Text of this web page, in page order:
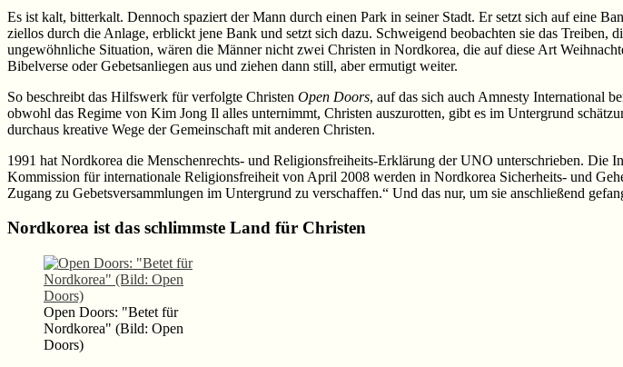
Es ist kalt, bitterkalt. Dennoch spaziert der Mann durch einen Park in seiner Stadt. Er setzt sich auf eine
ziellos durch die Anlage, erblickt jene Bank und setzt sich dazu. Schweigend beobachten sie das
ungewöhnliche Situation, wären die Männer nicht zwei Christen in Nordkorea, die auf diese Art
Bibelverse oder Gebetsanliegen aus und ziehen dann still, aber ermutigt weiter.
So beschreibt das Hilfswerk für verfolgte Christen Open Doors, auf das sich auch Amnesty International
obwohl das Regime von Kim Jong Il alles unternimmt, Christen auszurotten, gibt es im Untergrund
durchaus kreative Wege der Gemeinschaft mit anderen Christen.
1991 hat Nordkorea die Menschenrechts- und Religionsfreiheits-Erklärung der UNO unterschrieben.
Kommission für internationale Religionsfreiheit von April 2008 werden in Nordkorea Sicherheits- und
Zugang zu Gebetsversammlungen im Untergrund zu verschaffen.“ Und das nur, um sie anschließend
Nordkorea ist das schlimmste Land für Christen
Open Doors: "Betet für
Nordkorea" (Bild: Open
Doors)